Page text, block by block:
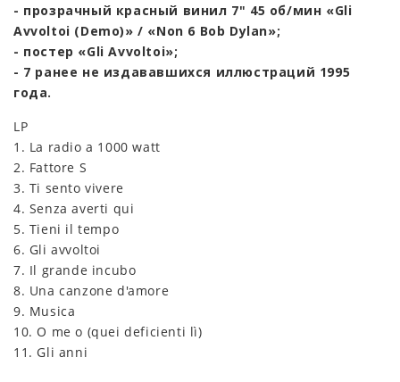
- прозрачный красный винил 7" 45 об/мин «Gli
Avvoltoi (Demo)» / «Non 6 Bob Dylan»;
- постер «Gli Avvoltoi»;
- 7 ранее не издававшихся иллюстраций 1995
года.
LP
1. La radio a 1000 watt
2. Fattore S
3. Ti sento vivere
4. Senza averti qui
5. Tieni il tempo
6. Gli avvoltoi
7. Il grande incubo
8. Una canzone d'amore
9. Musica
10. O me o (quei deficienti lì)
11. Gli anni